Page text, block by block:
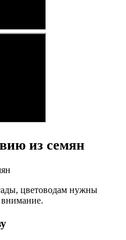
из семян
цветоводам нужны
внимание.